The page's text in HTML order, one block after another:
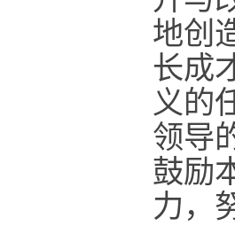
地创
长成
义的
领导
鼓励
力，